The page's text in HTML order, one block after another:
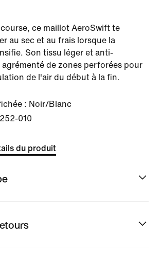
ce maillot AeroSwift te
au sec et au frais lorsque la
Son tissu léger et anti-
de zones perforées pour
de l'air du début à la fin.
: Noir/Blanc
010
du produit